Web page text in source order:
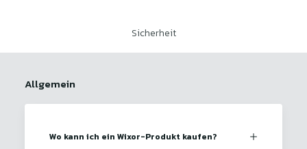
Sicherheit
Allgemein
Wo kann ich ein Wixor-Produkt kaufen?